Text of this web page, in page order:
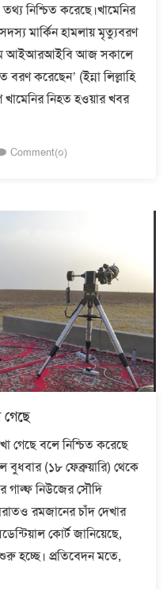
নিশ্চিত করেছে।খামেনির
মার্কিন হামলায় মৃত্যুবরণ
আইআরআইবি আজ সকালে
বরণ করেছেন’ (ইন্না লিল্লাহি
নিহত হওয়ার খবর
Comment(০)
গেছে বলে নিশ্চিত করেছে
বুধবার (১৮ ফেব্রুয়ারি) থেকে
গাল্ফ নিউজের সৌদি
রমজানের চাঁদ দেখার
কোর্ট জানিয়েছে,
হচ্ছে। প্রতিবেদন মতে,